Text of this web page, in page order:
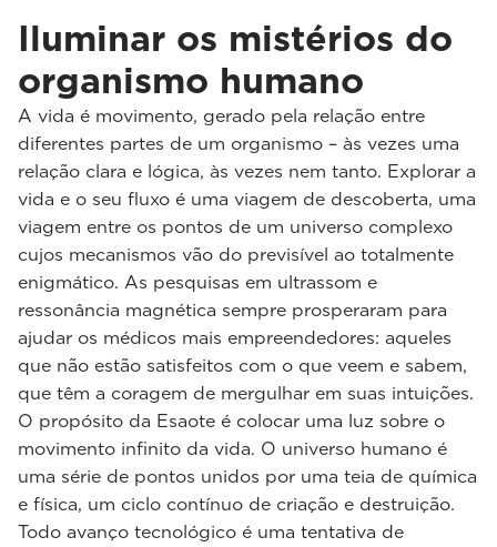
Iluminar os mistérios do
organismo humano
A vida é movimento, gerado pela relação entre
diferentes partes de um organismo – às vezes uma
relação clara e lógica, às vezes nem tanto. Explorar a
vida e o seu fluxo é uma viagem de descoberta, uma
viagem entre os pontos de um universo complexo
cujos mecanismos vão do previsível ao totalmente
enigmático. As pesquisas em ultrassom e
ressonância magnética sempre prosperaram para
ajudar os médicos mais empreendedores: aqueles
que não estão satisfeitos com o que veem e sabem,
que têm a coragem de mergulhar em suas intuições.
O propósito da Esaote é colocar uma luz sobre o
movimento infinito da vida. O universo humano é
uma série de pontos unidos por uma teia de química
e física, um ciclo contínuo de criação e destruição.
Todo avanço tecnológico é uma tentativa de